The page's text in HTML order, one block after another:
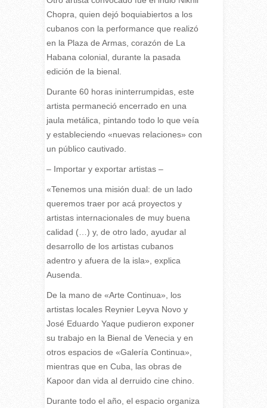
Chopra, quien dejó boquiabiertos a los
cubanos con la performance que realizó
en la Plaza de Armas, corazón de La
Habana colonial, durante la pasada
edición de la bienal.
Durante 60 horas ininterrumpidas, este
artista permaneció encerrado en una
jaula metálica, pintando todo lo que veía
y estableciendo «nuevas relaciones» con
un público cautivado.
– Importar y exportar artistas –
«Tenemos una misión dual: de un lado
queremos traer por acá proyectos y
artistas internacionales de muy buena
calidad (…) y, de otro lado, ayudar al
desarrollo de los artistas cubanos
adentro y afuera de la isla», explica
Ausenda.
De la mano de «Arte Continua», los
artistas locales Reynier Leyva Novo y
José Eduardo Yaque pudieron exponer
su trabajo en la Bienal de Venecia y en
otros espacios de «Galería Continua»,
mientras que en Cuba, las obras de
Kapoor dan vida al derruido cine chino.
Durante todo el año, el espacio organiza